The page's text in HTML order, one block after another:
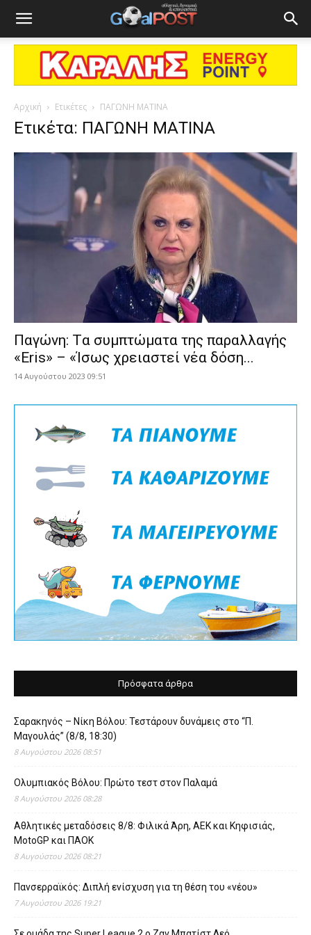
Αρχική Ετικέτες ΠΑΓΩΝΗ ΜΑΤΙΝΑ
Ετικέτα: ΠΑΓΩΝΗ ΜΑΤΙΝΑ
Παγώνη: Tα συμπτώματα της παραλλαγής
«Eris» – «Ίσως χρειαστεί νέα δόση...
14 Αυγούστου 2023 09:51
Πρόσφατα άρθρα
Σαρακηνός – Νίκη Βόλου: Τεστάρουν δυνάμεις στο “Π.
Μαγουλάς” (8/8, 18:30)
8 Αυγούστου 2026 08:51
Ολυμπιακός Βόλου: Πρώτο τεστ στον Παλαμά
8 Αυγούστου 2026 08:28
Αθλητικές μεταδόσεις 8/8: Φιλικά Άρη, ΑΕΚ και Κηφισιάς,
MotoGP και ΠΑΟΚ
8 Αυγούστου 2026 08:21
Πανσερραϊκός: Διπλή ενίσχυση για τη θέση του «νέου»
7 Αυγούστου 2026 19:21